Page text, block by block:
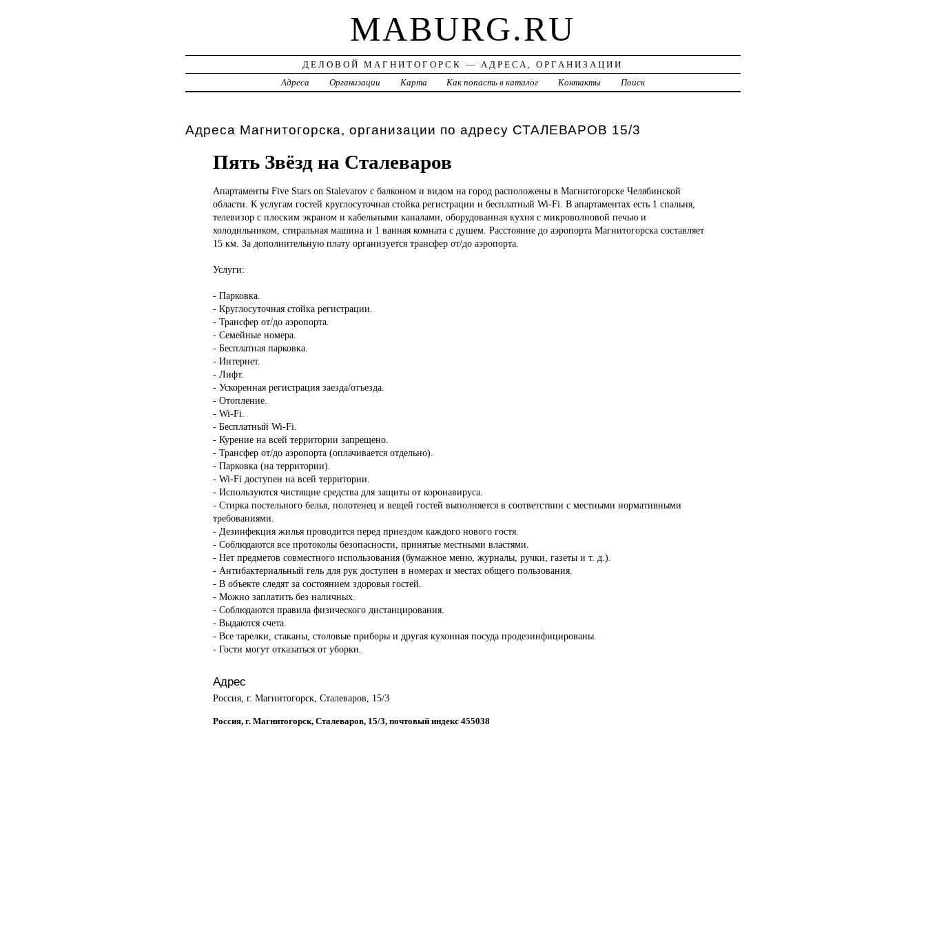
MABURG.RU
ДЕЛОВОЙ МАГНИТОГОРСК — АДРЕСА, ОРГАНИЗАЦИИ
Адреса
Организации Карта Как попасть в каталог Контакты Поиск
Адреса Магнитогорска, организации по адресу СТАЛЕВАРОВ 15/3
Пять Звёзд на Сталеваров
Апартаменты Five Stars on Stalevarov с балконом и видом на город расположены в Магнитогорске Челябинской
области. К услугам гостей круглосуточная стойка регистрации и бесплатный Wi-Fi. В апартаментах есть 1 спальня,
телевизор с плоским экраном и кабельными каналами, оборудованная кухня с микроволновой печью и
холодильником, стиральная машина и 1 ванная комната с душем. Расстояние до аэропорта Магнитогорска составляет
15 км. За дополнительную плату организуется трансфер от/до аэропорта.
Услуги:
- Парковка.
- Круглосуточная стойка регистрации.
- Трансфер от/до аэропорта.
- Семейные номера.
- Бесплатная парковка.
- Интернет.
- Лифт.
- Ускоренная регистрация заезда/отъезда.
- Отопление.
- Wi-Fi.
- Бесплатный Wi-Fi.
- Курение на всей территории запрещено.
- Трансфер от/до аэропорта (оплачивается отдельно).
- Парковка (на территории).
- Wi-Fi доступен на всей территории.
- Используются чистящие средства для защиты от коронавируса.
- Стирка постельного белья, полотенец и вещей гостей выполняется в соответствии с местными нормативными
требованиями.
- Дезинфекция жилья проводится перед приездом каждого нового гостя.
- Соблюдаются все протоколы безопасности, принятые местными властями.
- Нет предметов совместного использования (бумажное меню, журналы, ручки, газеты и т. д.).
- Антибактериальный гель для рук доступен в номерах и местах общего пользования.
- В объекте следят за состоянием здоровья гостей.
- Можно заплатить без наличных.
- Соблюдаются правила физического дистанцирования.
- Выдаются счета.
- Все тарелки, стаканы, столовые приборы и другая кухонная посуда продезинфицированы.
- Гости могут отказаться от уборки.
Адрес
Россия, г. Магнитогорск, Сталеваров, 15/3
Россия, г. Магнитогорск, Сталеваров, 15/3, почтовый индекс 455038